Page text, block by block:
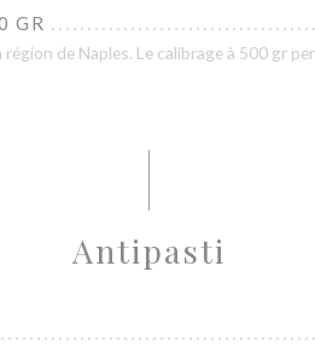
GR
de Naples. Le calibrage à 500 gr
Antipasti